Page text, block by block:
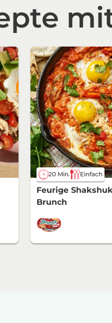
20 Min. Einfach
Feurige
Brunch